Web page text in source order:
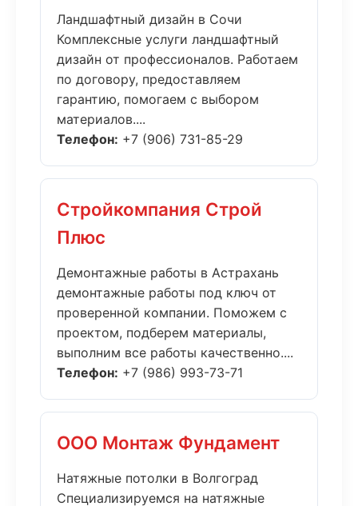
Ландшафтный дизайн в Сочи
Комплексные услуги ландшафтный
дизайн от профессионалов. Работаем
по договору, предоставляем
гарантию, помогаем с выбором
материалов....
Телефон: +7 (906) 731-85-29
Стройкомпания Строй
Плюс
Демонтажные работы в Астрахань
демонтажные работы под ключ от
проверенной компании. Поможем с
проектом, подберем материалы,
выполним все работы качественно....
Телефон: +7 (986) 993-73-71
ООО Монтаж Фундамент
Натяжные потолки в Волгоград
Специализируемся на натяжные